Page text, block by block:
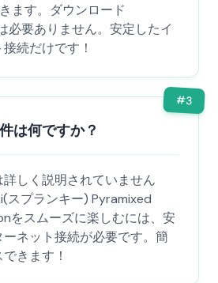
ます。ダウンロード
必要ありません。安定したイ
続だけです！
#3
は何ですか？
しく説明されていません
スプランキー) Pyramixed
をスムーズに楽しむには、安
ネット接続が必要です。簡
きます！